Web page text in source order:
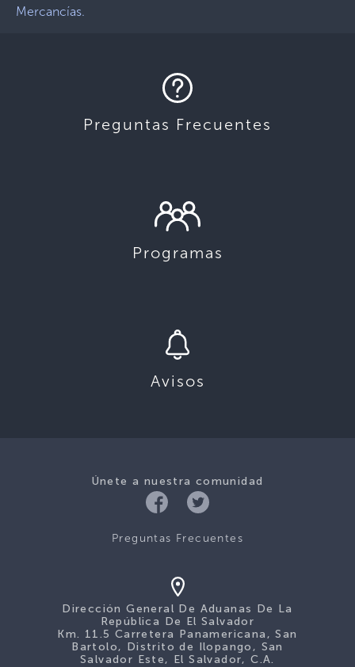
Mercancías.
Preguntas Frecuentes
Programas
Avisos
Únete a nuestra comunidad
Preguntas Frecuentes
Dirección General De Aduanas De La
República De El Salvador
Km. 11.5 Carretera Panamericana, San
Bartolo, Distrito de Ilopango, San
Salvador Este, El Salvador, C.A.